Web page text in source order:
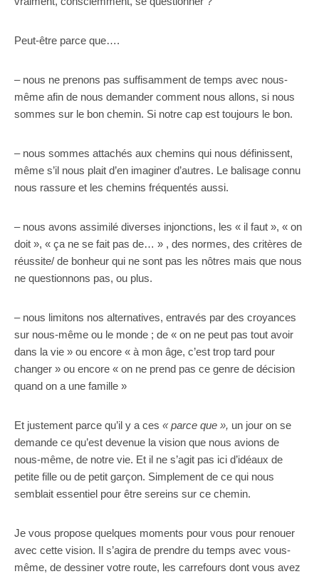
Peut-être parce que….
– nous ne prenons pas suffisamment de temps avec nous-
même afin de nous demander comment nous allons, si nous
sommes sur le bon chemin. Si notre cap est toujours le bon.
– nous sommes attachés aux chemins qui nous définissent,
même s’il nous plait d’en imaginer d’autres. Le balisage connu
nous rassure et les chemins fréquentés aussi.
– nous avons assimilé diverses injonctions, les « il faut », « on
doit », « ça ne se fait pas de… » , des normes, des critères de
réussite/ de bonheur qui ne sont pas les nôtres mais que nous
ne questionnons pas, ou plus.
– nous limitons nos alternatives, entravés par des croyances
sur nous-même ou le monde ; de « on ne peut pas tout avoir
dans la vie » ou encore « à mon âge, c’est trop tard pour
changer » ou encore « on ne prend pas ce genre de décision
quand on a une famille »
Et justement parce qu’il y a ces « parce que », un jour on se
demande ce qu’est devenue la vision que nous avions de
nous-même, de notre vie. Et il ne s’agit pas ici d’idéaux de
petite fille ou de petit garçon. Simplement de ce qui nous
semblait essentiel pour être sereins sur ce chemin.
Je vous propose quelques moments pour vous pour renouer
avec cette vision. Il s’agira de prendre du temps avec vous-
même, de dessiner votre route, les carrefours dont vous avez